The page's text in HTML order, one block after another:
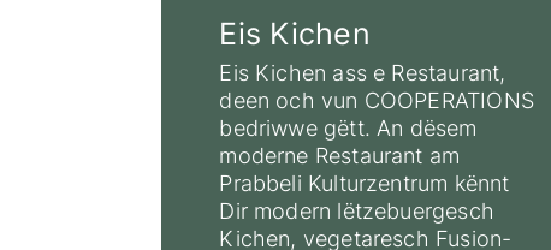
Eis Kichen
Eis Kichen ass e Restaurant,
deen och vun COOPERATIONS
bedriwwe gëtt. An dësem
moderne Restaurant am
Prabbeli Kulturzentrum kënnt
Dir modern lëtzebuergesch
Kichen, vegetaresch Fusion-